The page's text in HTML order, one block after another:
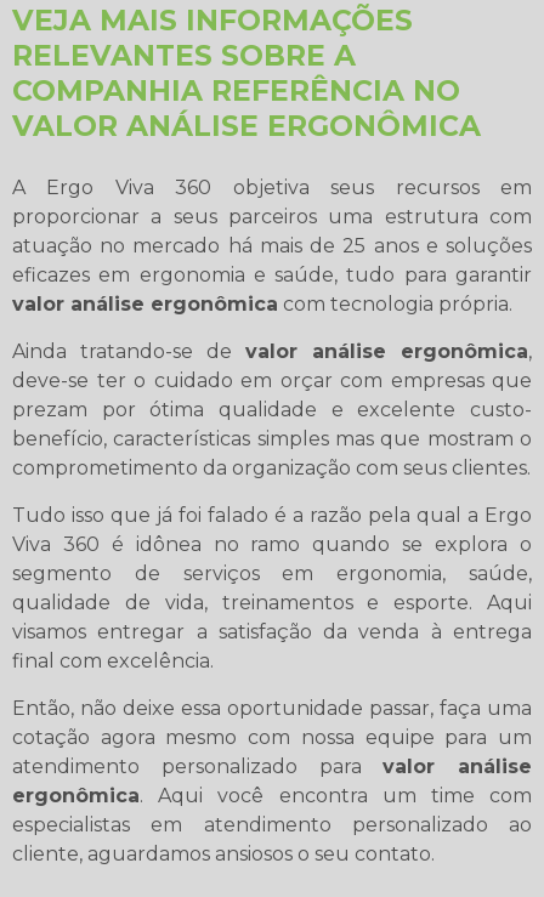
VEJA MAIS INFORMAÇÕES
RELEVANTES SOBRE A
COMPANHIA REFERÊNCIA NO
VALOR ANÁLISE ERGONÔMICA
A Ergo Viva 360 objetiva seus recursos em
proporcionar a seus parceiros uma estrutura com
atuação no mercado há mais de 25 anos e soluções
eficazes em ergonomia e saúde, tudo para garantir
valor análise ergonômica com tecnologia própria.
Ainda tratando-se de valor análise ergonômica,
deve-se ter o cuidado em orçar com empresas que
prezam por ótima qualidade e excelente custo-
benefício, características simples mas que mostram o
comprometimento da organização com seus clientes.
Tudo isso que já foi falado é a razão pela qual a Ergo
Viva 360 é idônea no ramo quando se explora o
segmento de serviços em ergonomia, saúde,
qualidade de vida, treinamentos e esporte. Aqui
visamos entregar a satisfação da venda à entrega
final com excelência.
Então, não deixe essa oportunidade passar, faça uma
cotação agora mesmo com nossa equipe para um
atendimento personalizado paravalor análise
ergonômica. Aqui você encontra um time com
especialistas em atendimento personalizado ao
cliente, aguardamos ansiosos o seu contato.